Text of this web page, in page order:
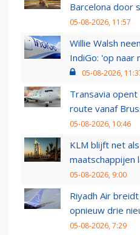
Barcelona door
05-08-2026, 11:57
Willie Walsh
IndiGo: 'op naar
05-08-2026,
Transavia
route vanaf
05-08-2026, 10:46
KLM blijft net
maatschappijen
05-08-2026, 9:00
Riyadh Air
opnieuw drie
05-08-2026, 7:29